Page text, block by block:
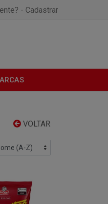
- Cadastrar
VOLTAR